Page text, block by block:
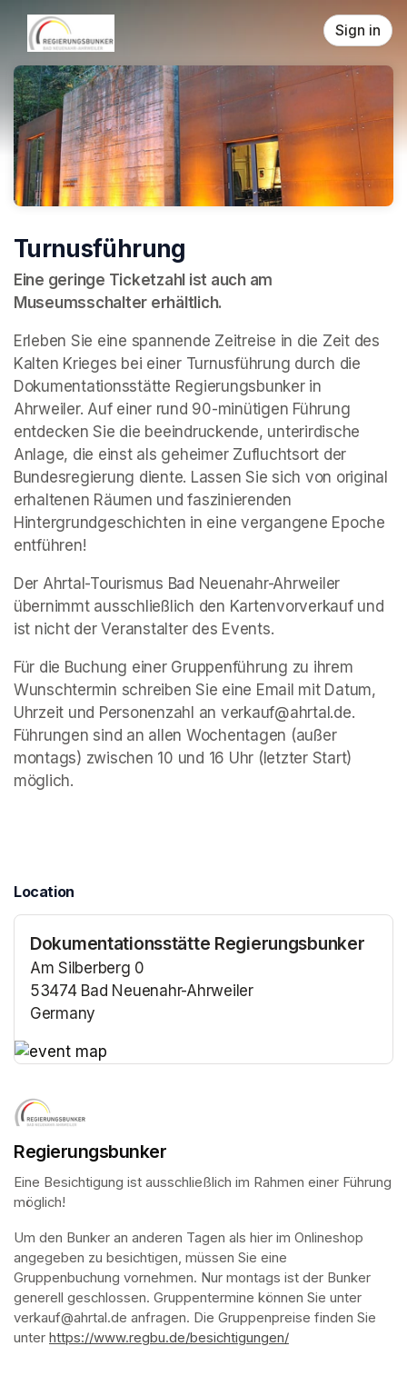
Skip header
Sign in
Turnusführung
Eine geringe Ticketzahl ist auch am
Museumsschalter erhältlich.
Erleben Sie eine spannende Zeitreise in die Zeit des
Kalten Krieges bei einer Turnusführung durch die
Dokumentationsstätte Regierungsbunker in
Ahrweiler. Auf einer rund 90-minütigen Führung
entdecken Sie die beeindruckende, unterirdische
Anlage, die einst als geheimer Zufluchtsort der
Bundesregierung diente. Lassen Sie sich von original
erhaltenen Räumen und faszinierenden
Hintergrundgeschichten in eine vergangene Epoche
entführen!
Der Ahrtal-Tourismus Bad Neuenahr-Ahrweiler
übernimmt ausschließlich den Kartenvorverkauf und
ist nicht der Veranstalter des Events.
Für die Buchung einer Gruppenführung zu ihrem
Wunschtermin schreiben Sie eine Email mit Datum,
Uhrzeit und Personenzahl an verkauf@ahrtal.de.
Führungen sind an allen Wochentagen (außer
montags) zwischen 10 und 16 Uhr (letzter Start)
möglich.
Location
Dokumentationsstätte Regierungsbunker
Am Silberberg 0
53474 Bad Neuenahr-Ahrweiler
Germany
Regierungsbunker
Eine Besichtigung ist ausschließlich im Rahmen einer Führung
möglich!
Um den Bunker an anderen Tagen als hier im Onlineshop
angegeben zu besichtigen, müssen Sie eine
Gruppenbuchung vornehmen. Nur montags ist der Bunker
generell geschlossen. Gruppentermine können Sie unter
verkauf@ahrtal.de anfragen. Die Gruppenpreise finden Sie
unter https://www.regbu.de/besichtigungen/